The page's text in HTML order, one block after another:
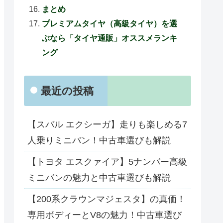
まとめ
プレミアムタイヤ（高級タイヤ）を選
ぶなら「タイヤ通販」オススメランキ
ング
最近の投稿
【スバル エクシーガ】走りも楽しめる7
人乗りミニバン！中古車選びも解説
【トヨタ エスクァイア】5ナンバー高級
ミニバンの魅力と中古車選びも解説
【200系クラウンマジェスタ】の真価！
専用ボディーとV8の魅力！中古車選び